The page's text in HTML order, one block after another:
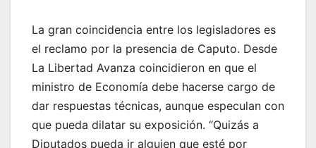
La gran coincidencia entre los legisladores es
el reclamo por la presencia de Caputo. Desde
La Libertad Avanza coincidieron en que el
ministro de Economía debe hacerse cargo de
dar respuestas técnicas, aunque especulan con
que pueda dilatar su exposición. “Quizás a
Diputados pueda ir alguien que esté por